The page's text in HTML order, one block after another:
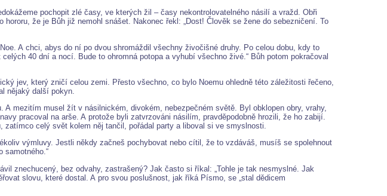
pochopit zlé časy, ve kterých žil – časy nekontrolovatelného násilí a vražd. Obři
že je Bůh již nemohl snášet. Nakonec řekl: „Dost! Člověk se žene do sebezničení. To
A chci, abys do ní po dvou shromáždil všechny živočišné druhy. Po celou dobu, kdy to
40 dní a nocí. Bude to ohromná potopa a vyhubí všechno živé.“ Bůh potom pokračoval
jev, který zničí celou zemi. Přesto všechno, co bylo Noemu ohledně této záležitosti řečeno,
nějaký další pokyn.
mezitím musel žít v násilnickém, divokém, nebezpečném světě. Byl obklopen obry, vrahy,
pracoval na arše. A protože byli zatvrzováni násilím, pravděpodobně hrozili, že ho zabijí.
zatímco celý svět kolem něj tančil, pořádal party a liboval si ve smyslnosti.
výmluvy. Jestli někdy začneš pochybovat nebo cítil, že to vzdáváš, musíš se spolehnout
samotného.“
znechucený, bez odvahy, zastrašený? Jak často si říkal: „Tohle je tak nesmyslné. Jak
slovu, které dostal. A pro svou poslušnost, jak říká Písmo, se „stal dědicem